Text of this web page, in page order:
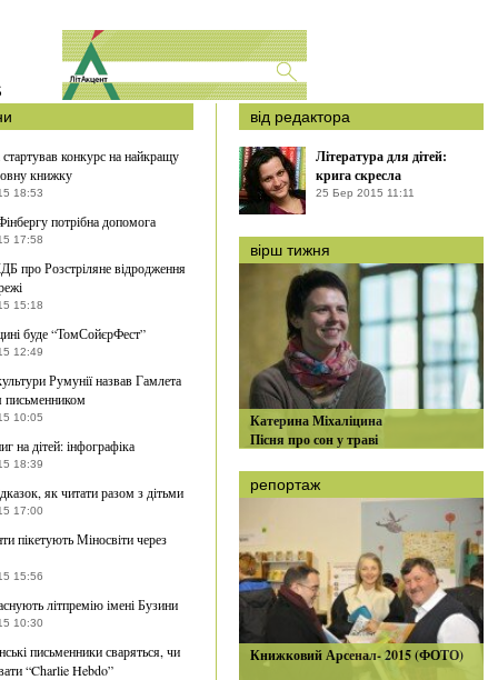
конкурс на найкращу
книжку
18:53
потрібна допомога
17:58
про Розстріляне відродження
15:18
буде “ТомСойєрФест”
12:49
Румунії назвав Гамлета
письменником
10:05
на дітей: інфографіка
18:39
як читати разом з дітьми
17:00
пікетують Міносвіти через
15:56
літпремію імені Бузини
10:30
письменники сваряться, чи
“Charlie Hebdo”
від редактора
Література для дітей:
крига скресла
25 Бер 2015 11:11
вірш тижня
Катерина Міхаліцина
Пісня про сон у траві
репортаж
Книжковий Арсенал- 2015 (ФОТО)